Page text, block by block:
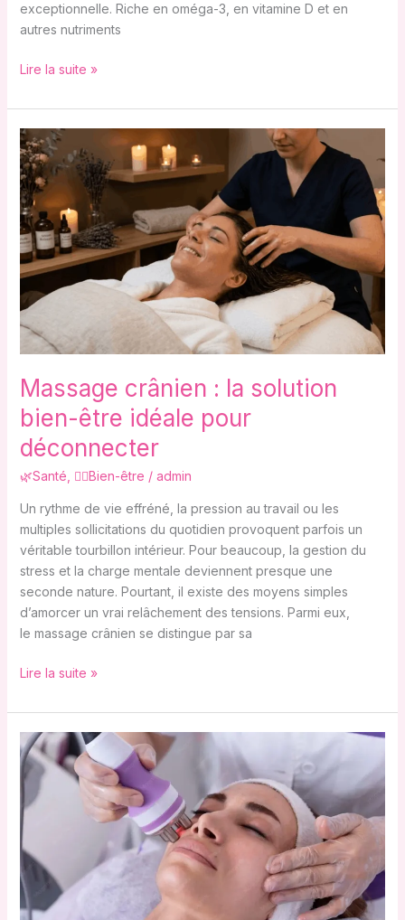
exceptionnelle. Riche en oméga-3, en vitamine D et en
autres nutriments
Lire la suite »
Massage crânien : la solution
bien-être idéale pour
déconnecter
🌿Santé 🧘‍♀️Bien-être / admin
Un rythme de vie effréné, la pression au travail ou les
multiples sollicitations du quotidien provoquent parfois un
véritable tourbillon intérieur. Pour beaucoup, la gestion du
stress et la charge mentale deviennent presque une
seconde nature. Pourtant, il existe des moyens simples
d’amorcer un vrai relâchement des tensions. Parmi eux,
le massage crânien se distingue par sa
Massage
crânien
:
la
solution
bien-
être
idéale
pour
déconnecter
Lire la suite »
Tout
savoir
sur
la
radiofréquence
visage
pour
une
peau